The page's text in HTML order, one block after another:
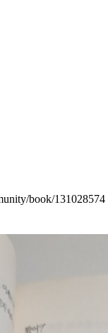
book/131028574